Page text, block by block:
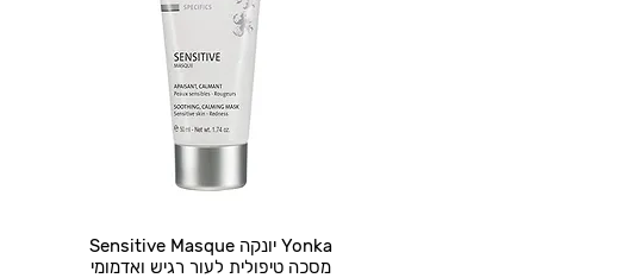
Yonka יונקה Sensitive Masque
מסכה טיפולית לעור רגיש ואדמומי